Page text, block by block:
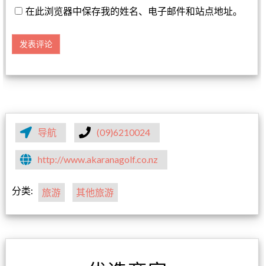
在此浏览器中保存我的姓名、电子邮件和站点地址。
导航 (09)6210024
http://www.akaranagolf.co.nz
分类: 旅游 其他旅游